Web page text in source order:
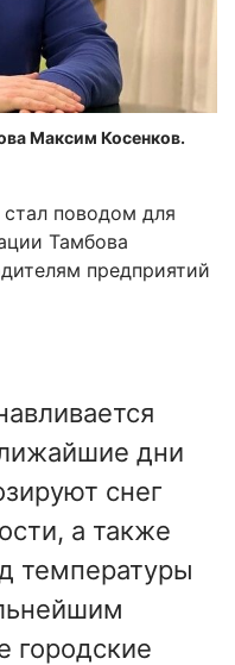
Максим Косенков.
стал поводом для
Тамбова
предприятий
дни
снег
а также
температуры
городские